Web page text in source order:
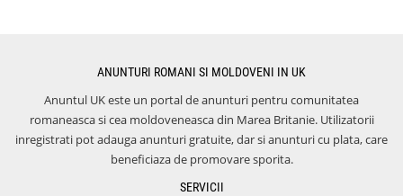
ANUNTURI ROMANI SI MOLDOVENI IN UK
Anuntul UK este un portal de anunturi pentru comunitatea
romaneasca si cea moldoveneasca din Marea Britanie. Utilizatorii
inregistrati pot adauga anunturi gratuite, dar si anunturi cu plata, care
beneficiaza de promovare sporita.
SERVICII